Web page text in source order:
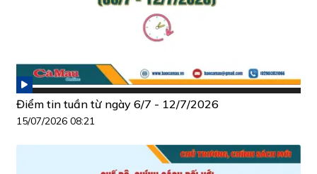
Điểm tin tuần từ ngày 6/7 - 12/7/2026
15/07/2026 08:21